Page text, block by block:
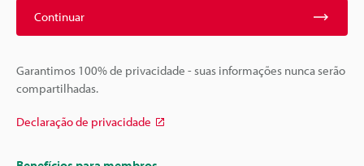
Continuar
Garantimos 100% de privacidade - suas informações nunca serão
compartilhadas.
Declaração de privacidade